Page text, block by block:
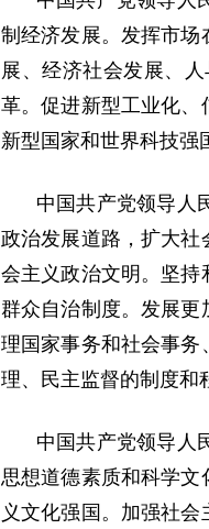
制经济发展。发挥市
展、经济社会发展、
革。促进新型工业化
新型国家和世界科技强
中国共产党领导人
政治发展道路，扩大
会主义政治文明。坚
群众自治制度。发展
理国家事务和社会事
理、民主监督的制度和
中国共产党领导人
思想道德素质和科学
义文化强国。加强社